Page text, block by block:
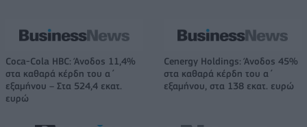
Coca-Cola HBC: Άνοδος 11,4%
στα καθαρά κέρδη του α΄
εξαμήνου – Στα 524,4 εκατ.
ευρώ
Cenergy Holdings: Άνοδος 45%
στα καθαρά κέρδη του α΄
εξαμήνου, στα 138 εκατ. ευρώ